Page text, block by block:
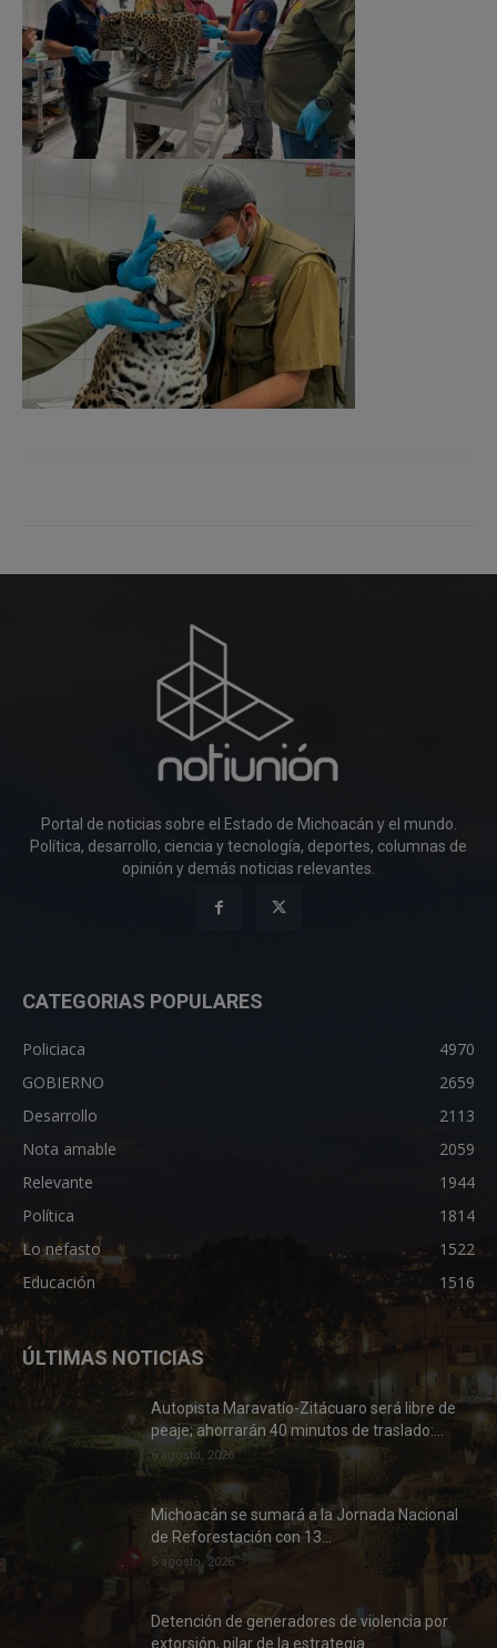
Portal de noticias sobre el Estado de Michoacán y el mundo.
Política, desarrollo, ciencia y tecnología, deportes, columnas de
opinión y demás noticias relevantes.
CATEGORIAS POPULARES
Policiaca
4970
GOBIERNO
2659
Desarrollo
2113
Nota amable
2059
Relevante
1944
Política
1814
Lo nefasto
1522
Educación
1516
ÚLTIMAS NOTICIAS
Autopista Maravatío-Zitácuaro será libre de
peaje; ahorrarán 40 minutos de traslado:...
6 agosto, 2026
Michoacán se sumará a la Jornada Nacional
de Reforestación con 13...
5 agosto, 2026
Detención de generadores de violencia por
extorsión, pilar de la estrategia...